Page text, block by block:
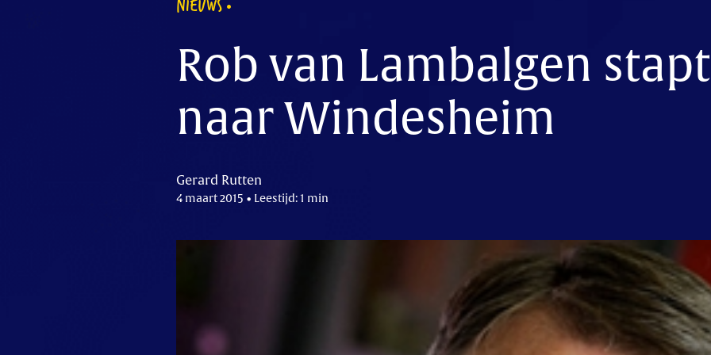
Rob van Lambalgen
naar Windesheim
Gerard Rutten
4 maart 2015 • Leestijd: 1 min